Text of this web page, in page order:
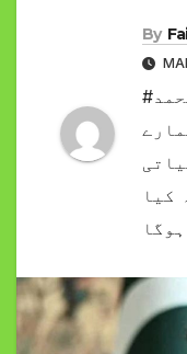
By
#وفاقی وزیر خزانہ محمد
کیا